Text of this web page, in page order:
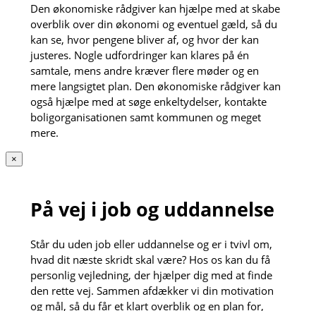
Den økonomiske rådgiver kan hjælpe med at skabe
overblik over din økonomi og eventuel gæld, så du
kan se, hvor pengene bliver af, og hvor der kan
justeres. Nogle udfordringer kan klares på én
samtale, mens andre kræver flere møder og en
mere langsigtet plan. Den økonomiske rådgiver kan
også hjælpe med at søge enkeltydelser, kontakte
boligorganisationen samt kommunen og meget
mere.
×
På vej i job og uddannelse
Står du uden job eller uddannelse og er i tvivl om,
hvad dit næste skridt skal være? Hos os kan du få
personlig vejledning, der hjælper dig med at finde
den rette vej. Sammen afdækker vi din motivation
og mål, så du får et klart overblik og en plan for,